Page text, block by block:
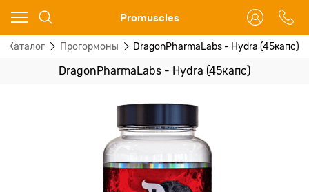
Promuscles
Каталог Прогормоны DragonPharmaLabs - Hydra (45капс)
DragonPharmaLabs - Hydra (45капс)
Ваш город - Москва,
угадали?
ДА НЕТ